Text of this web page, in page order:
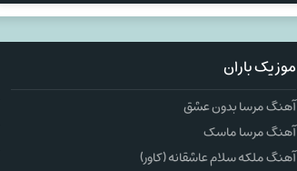
موزیک باران
آهنگ مرسا بدون عشق
آهنگ مرسا ماسک
آهنگ ملکه سلام عاشقانه (کاور)